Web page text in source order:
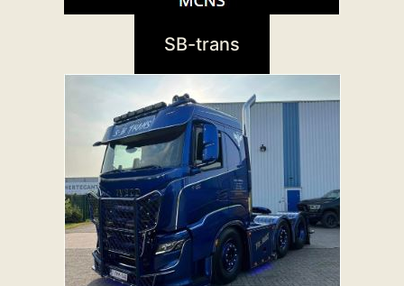
SB-trans